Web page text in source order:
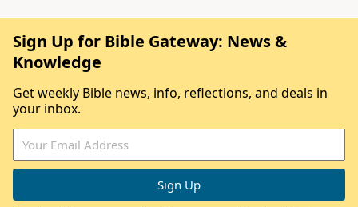
Sign Up for Bible Gateway: News &
Knowledge
Get weekly Bible news, info, reflections, and deals in
your inbox.